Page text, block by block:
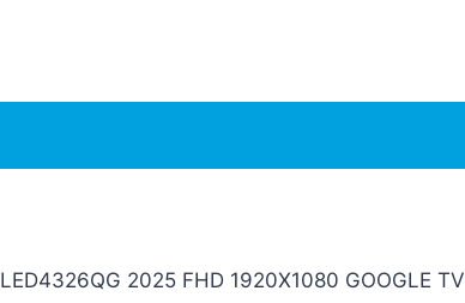
2025 FHD 1920X1080 GOOGLE TV